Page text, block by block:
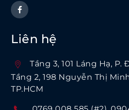
Liên hệ
Tầng 3, 101 Láng Hạ, P.
Tầng 2, 198 Nguyễn Thị
TP.HCM